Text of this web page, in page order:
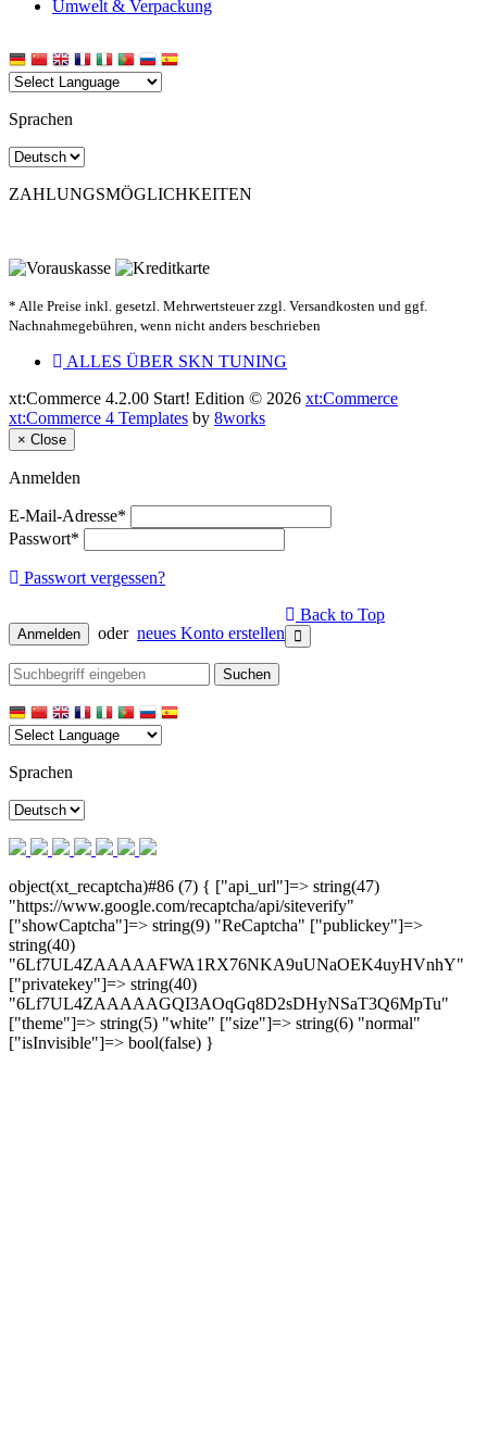
Umwelt & Verpackung
Sprachen
ZAHLUNGSMÖGLICHKEITEN
* Alle Preise inkl. gesetzl. Mehrwertsteuer zzgl. Versandkosten und ggf.
Nachnahmegebühren, wenn nicht anders beschrieben
ALLES ÜBER SKN TUNING
xt:Commerce 4.2.00 Start! Edition © 2026 xt:Commerce
xt:Commerce 4 Templates by 8works
× Close
Anmelden
E-Mail-Adresse*
Passwort*
Passwort vergessen?
Anmelden oder neues Konto erstellen
Back to Top
Suchen
Sprachen
object(xt_recaptcha)#86 (7) { ["api_url"]=> string(47)
"https://www.google.com/recaptcha/api/siteverify"
["showCaptcha"]=> string(9) "ReCaptcha" ["publickey"]=>
string(40)
"6Lf7UL4ZAAAAAFWA1RX76NKA9uUNaOEK4uyHVnhY"
["privatekey"]=> string(40)
"6Lf7UL4ZAAAAAGQI3AOqGq8D2sDHyNSaT3Q6MpTu"
["theme"]=> string(5) "white" ["size"]=> string(6) "normal"
["isInvisible"]=> bool(false) }